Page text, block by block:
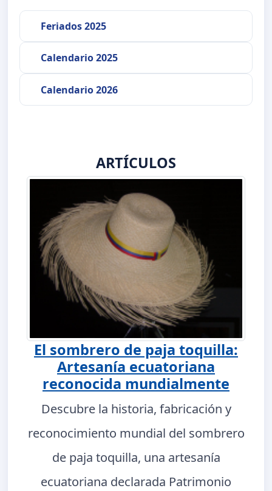
Feriados 2025
Calendario 2025
Calendario 2026
ARTÍCULOS
El sombrero de paja toquilla:
Artesanía ecuatoriana
reconocida mundialmente
Descubre la historia, fabricación y
reconocimiento mundial del sombrero
de paja toquilla, una artesanía
ecuatoriana declarada Patrimonio